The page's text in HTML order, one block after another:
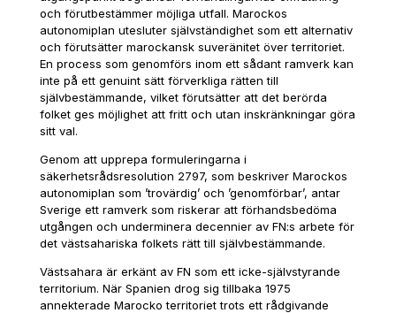
och förutbestämmer möjliga utfall. Marockos
autonomiplan utesluter självständighet som ett alternativ
och förutsätter marockansk suveränitet över territoriet.
En process som genomförs inom ett sådant ramverk kan
inte på ett genuint sätt förverkliga rätten till
självbestämmande, vilket förutsätter att det berörda
folket ges möjlighet att fritt och utan inskränkningar göra
sitt val.
Genom att upprepa formuleringarna i
säkerhetsrådsresolution 2797, som beskriver Marockos
autonomiplan som ’trovärdig’ och ’genomförbar’, antar
Sverige ett ramverk som riskerar att förhandsbedöma
utgången och underminera decennier av FN:s arbete för
det västsahariska folkets rätt till självbestämmande.
Västsahara är erkänt av FN som ett icke-självstyrande
territorium. När Spanien drog sig tillbaka 1975
annekterade Marocko territoriet trots ett rådgivande